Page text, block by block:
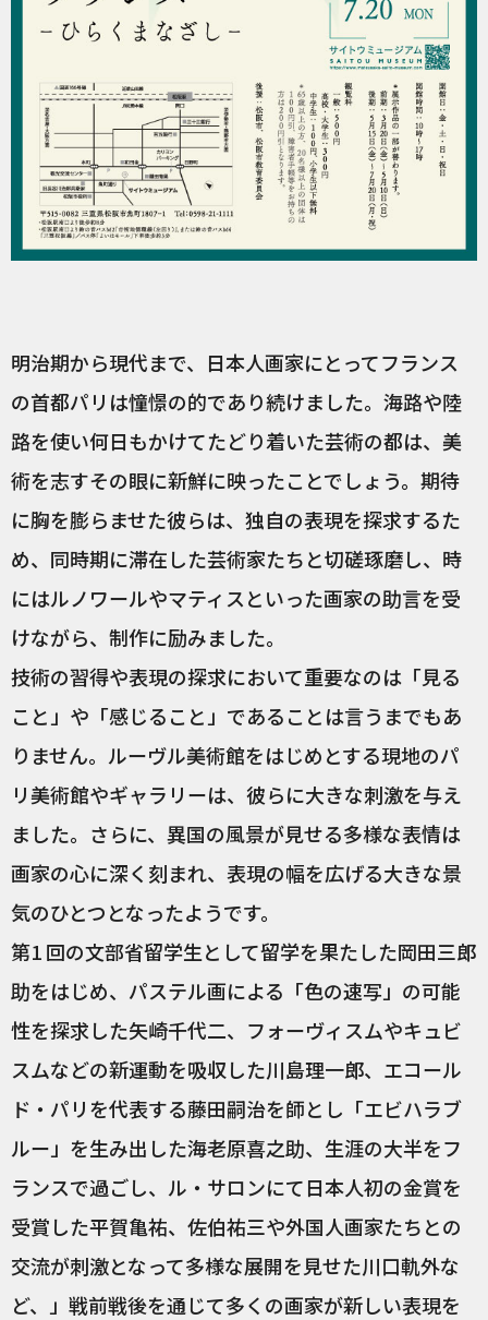
明治期から現代まで、日本人画家にとってフランス
の首都パリは憧憬の的であり続けました。海路や陸
路を使い何日もかけてたどり着いた芸術の都は、美
術を志すその眼に新鮮に映ったことでしょう。期待
に胸を膨らませた彼らは、独自の表現を探求するた
め、同時期に滞在した芸術家たちと切磋琢磨し、時
にはルノワールやマティスといった画家の助言を受
けながら、制作に励みました。
技術の習得や表現の探求において重要なのは「見る
こと」や「感じること」であることは言うまでもあ
りません。ルーヴル美術館をはじめとする現地のパ
リ美術館やギャラリーは、彼らに大きな刺激を与え
ました。さらに、異国の風景が見せる多様な表情は
画家の心に深く刻まれ、表現の幅を広げる大きな景
気のひとつとなったようです。
第1 回の文部省留学生として留学を果たした岡田三郎
助をはじめ、パステル画による「色の速写」の可能
性を探求した矢崎千代二、フォーヴィスムやキュビ
スムなどの新運動を吸収した川島理一郎、エコール
ド・パリを代表する藤田嗣治を師とし「エビハラブ
ルー」を生み出した海老原喜之助、生涯の大半をフ
ランスで過ごし、ル・サロンにて日本人初の金賞を
受賞した平賀亀祐、佐伯祐三や外国人画家たちとの
交流が刺激となって多様な展開を見せた川口軌外な
ど、」戦前戦後を通じて多くの画家が新しい表現を